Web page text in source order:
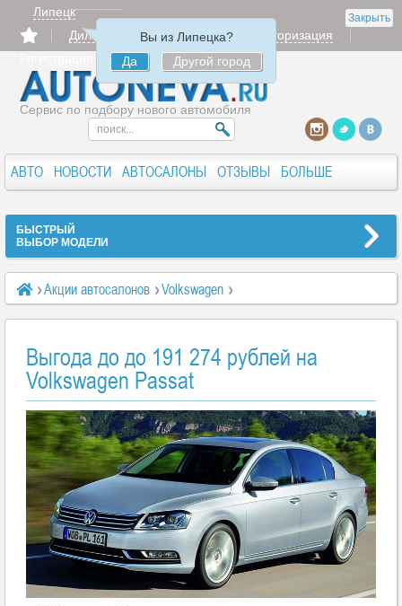
Закрыть
Липецк
Вы из Липецка?
Да
Другой город
Дилерам Продать
Авторизация
Сервис по подбору нового автомобиля
АВТО НОВОСТИ АВТОСАЛОНЫ ОТЗЫВЫ БОЛЬШЕ
БЫСТРЫЙ
ВЫБОР МОДЕЛИ
Акции автосалонов Volkswagen
Выгода до до 191 274 рублей на Volkswagen Passat
Выгода до до 191 274 рублей на
Volkswagen Passat